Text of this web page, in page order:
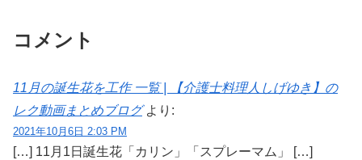
コメント
11月の誕生花を工作 一覧 | 【介護士料理人しげゆき】の
レク動画まとめブログ より:
2021年10月6日 2:03 PM
[…] 11月1日誕生花「カリン」「スプレーマム」 […]